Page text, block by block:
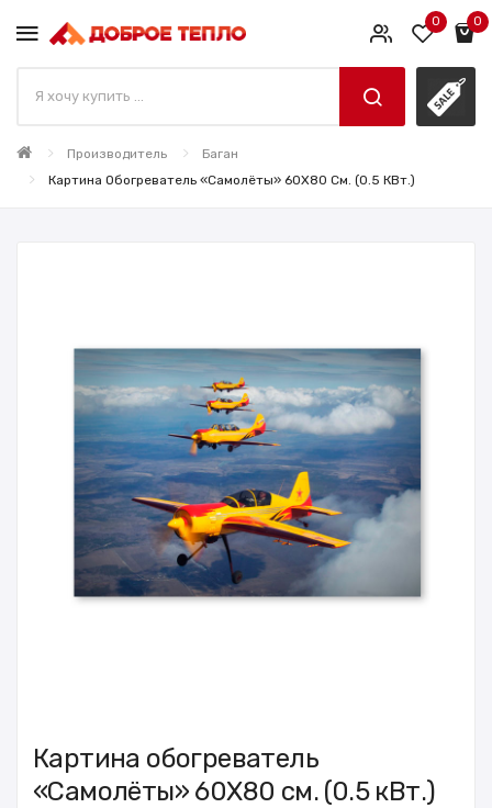
0 0
Производитель
Баган
Картина Обогреватель «Самолёты» 60X80 См. (0.5 КВт.)
Картина обогреватель
«Самолёты» 60X80 см. (0.5 кВт.)